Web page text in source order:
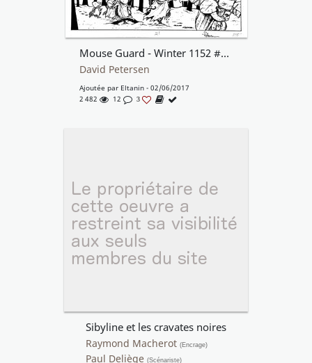
Mouse Guard - Winter 1152 #1 Page 21
David Petersen
Ajoutée par Eltanin - 02/06/2017
2 482
12 3
Sibyline et les cravates noires
Raymond Macherot (Encrage)
Paul Deliège (Scénariste)